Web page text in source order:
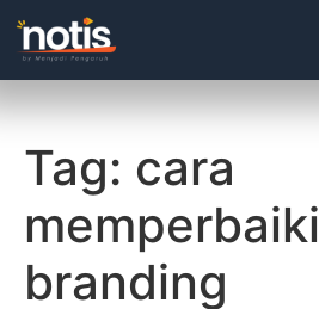
Tag: cara
memperbaiki
branding